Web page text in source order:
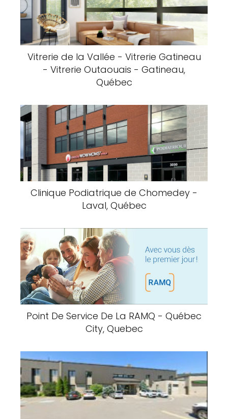
Vitrerie de la Vallée - Vitrerie Gatineau
- Vitrerie Outaouais - Gatineau,
Québec
Clinique Podiatrique de Chomedey -
Laval, Québec
Point De Service De La RAMQ - Québec
City, Quebec